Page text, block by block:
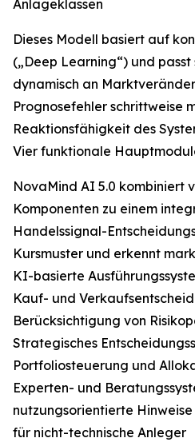
Anlageklassen
Dieses Modell basiert auf
(„Deep Learning“) und
dynamisch an
Prognosefehler schrittweise
Reaktionsfähigkeit des
Vier funktionale
NovaMind AI 5.0 kombiniert
Komponenten zu einem
Handelssignal-
Kursmuster und erkennt
KI-basierte
Kauf- und
Berücksichtigung von
Strategisches
Portfoliosteuerung und
Experten- und
nutzungsorientierte
für nicht-technische Anleger